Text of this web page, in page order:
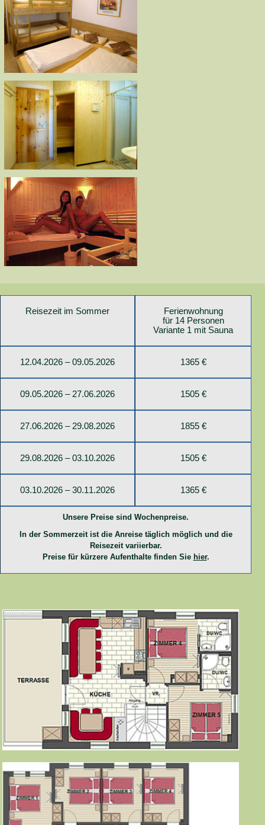
Reisezeit im Sommer
Ferienwohnung
für 14 Personen
Variante 1 mit Sauna
12.04.2026 – 09.05.2026 1365 €
09.05.2026 – 27.06.2026 1505 €
27.06.2026 – 29.08.2026 1855 €
29.08.2026 – 03.10.2026 1505 €
03.10.2026 – 30.11.2026 1365 €
Unsere Preise sind Wochenpreise.
In der Sommerzeit ist die Anreise täglich möglich und die
Reisezeit variierbar.
Preise für kürzere Aufenthalte finden Sie hier.